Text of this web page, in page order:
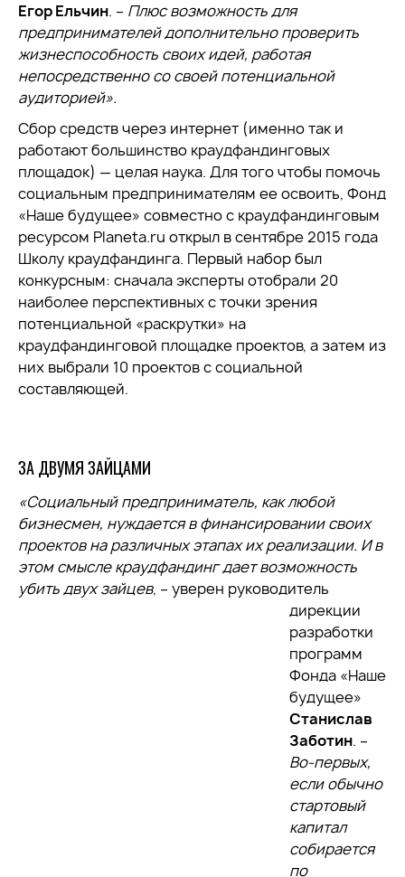
Егор Ельчин. – Плюс возможность для
предпринимателей дополнительно проверить
жизнеспособность своих идей, работая
непосредственно со своей потенциальной
аудиторией».
Сбор средств через интернет (именно так и
работают большинство краудфандинговых
площадок) — целая наука. Для того чтобы помочь
социальным предпринимателям ее освоить, Фонд
«Наше будущее» совместно с краудфандинговым
ресурсом Planeta.ru открыл в сентябре 2015 года
Школу краудфандинга. Первый набор был
конкурсным: сначала эксперты отобрали 20
наиболее перспективных с точки зрения
потенциальной «раскрутки» на
краудфандинговой площадке проектов, а затем из
них выбрали 10 проектов с социальной
составляющей.
ЗА ДВУМЯ ЗАЙЦАМИ
«Социальный предприниматель, как любой
бизнесмен, нуждается в финансировании своих
проектов на различных этапах их реализации. И в
этом смысле краудфандинг дает возможность
убить двух зайцев, – уверен руководитель
дирекции
разработки
программ
Фонда «Наше
будущее»
Станислав
Заботин. –
Во-первых,
если обычно
стартовый
капитал
собирается
по